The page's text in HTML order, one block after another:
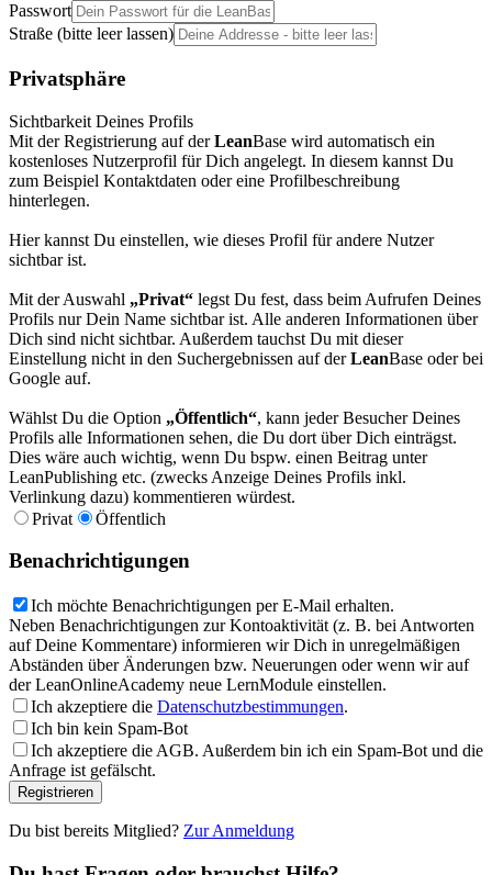
Passwort
Straße (bitte leer lassen)
Privatsphäre
Sichtbarkeit Deines Profils
Mit der Registrierung auf derLeanBase wird automatisch ein
kostenloses Nutzerprofil für Dich angelegt. In diesem kannst Du
zum Beispiel Kontaktdaten oder eine Profilbeschreibung
hinterlegen.
Hier kannst Du einstellen, wie dieses Profil für andere Nutzer
sichtbar ist.
Mit der Auswahl „Privat“ legst Du fest, dass beim Aufrufen Deines
Profils nur Dein Name sichtbar ist. Alle anderen Informationen über
Dich sind nicht sichtbar. Außerdem tauchst Du mit dieser
Einstellung nicht in den Suchergebnissen auf derLeanBase oder bei
Google auf.
Wählst Du die Option „Öffentlich“, kann jeder Besucher Deines
Profils alle Informationen sehen, die Du dort über Dich einträgst.
Dies wäre auch wichtig, wenn Du bspw. einen Beitrag unter
LeanPublishing etc. (zwecks Anzeige Deines Profils inkl.
Verlinkung dazu) kommentieren würdest.
Privat
Öffentlich
Benachrichtigungen
Ich möchte Benachrichtigungen per E-Mail erhalten.
Neben Benachrichtigungen zur Kontoaktivität (z. B. bei Antworten
auf Deine Kommentare) informieren wir Dich in unregelmäßigen
Abständen über Änderungen bzw. Neuerungen oder wenn wir auf
der LeanOnlineAcademy neue LernModule einstellen.
Ich akzeptiere die Datenschutzbestimmungen.
Ich bin kein Spam-Bot
Ich akzeptiere die AGB. Außerdem bin ich ein Spam-Bot und die
Anfrage ist gefälscht.
Registrieren
Du bist bereits Mitglied? Zur Anmeldung